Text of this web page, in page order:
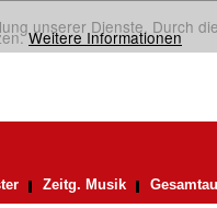
unserer Dienste. Durch
Weitere Informationen
Zeitg. Musik